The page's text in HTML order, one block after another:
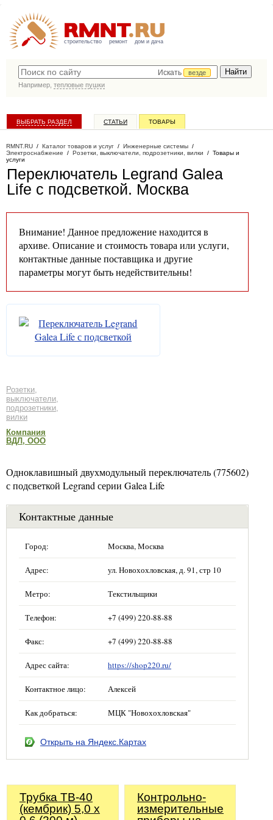
строительство ремонт дом и дача
Искать
везде
Например, тепловые пушки
ВЫБРАТЬ РАЗДЕЛ СТАТЬИ ТОВАРЫ
RMNT.RU / Каталог товаров и услуг / Инженерные системы /
Электроснабжение / Розетки, выключатели, подрозетники, вилки / Товары и
услуги
Переключатель Legrand Galea
Life с подсветкой. Москва
Внимание! Данное предложение находится в
архиве. Описание и стоимость товара или услуги,
контактные данные поставщика и другие
параметры могут быть недействительны!
Розетки,
выключатели,
подрозетники,
вилки
Компания
ВДЛ, ООО
Одноклавишный двухмодульный переключатель (775602)
с подсветкой Legrand серии Galea Life
Контактные данные
Город: Москва, Москва
Адрес: ул. Новохохловская, д. 91, стр 10
Метро: Текстильщики
Телефон: +7 (499) 220-88-88
Факс: +7 (499) 220-88-88
Адрес сайта: https://shop220.ru/
Контактное лицо: Алексей
Как добраться: МЦК "Новохохловская"
Открыть на Яндекс.Картах
Трубка ТВ-40
(кембрик) 5,0 х
Контрольно-
измерительные